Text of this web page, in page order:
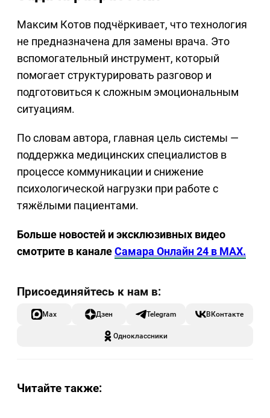
Максим Котов подчёркивает, что технология
не предназначена для замены врача. Это
вспомогательный инструмент, который
помогает структурировать разговор и
подготовиться к сложным эмоциональным
ситуациям.
По словам автора, главная цель системы —
поддержка медицинских специалистов в
процессе коммуникации и снижение
психологической нагрузки при работе с
тяжёлыми пациентами.
Больше новостей и эксклюзивных видео
смотрите в каналеСамара Онлайн 24 в MAX.
Max Дзен Telegram ВКонтакте
Одноклассники
Читайте также: